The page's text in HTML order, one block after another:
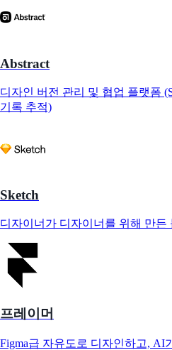
Abstract
디자인 버전 관리 및 협업 플랫폼
기록 추적)
Sketch
디자이너가 디자이너를 위해 만든
프레이머
Figma급 자유도로 디자인하고, AI